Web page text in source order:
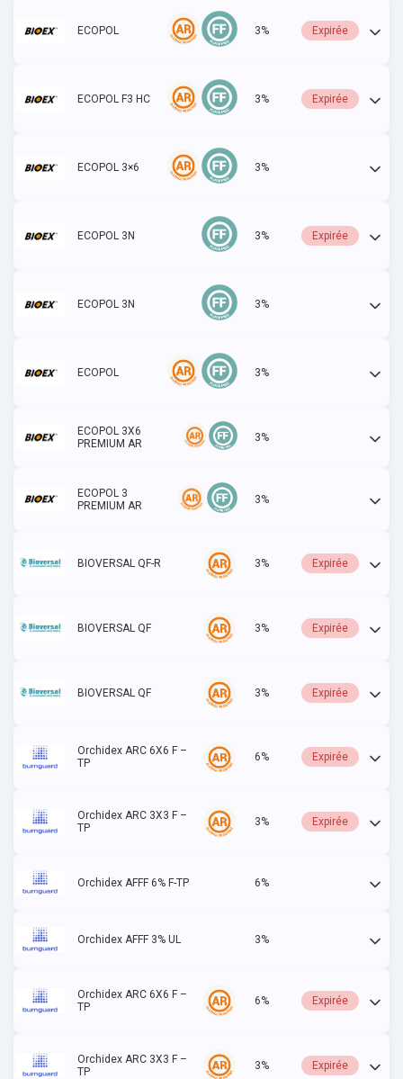
ECOPOL 3% Expirée
ECOPOL F3 HC 3% Expirée
ECOPOL 3×6 3%
ECOPOL 3N 3% Expirée
ECOPOL 3N 3%
ECOPOL 3%
ECOPOL 3X6
PREMIUM AR
3%
ECOPOL 3
PREMIUM AR
3%
BIOVERSAL QF-R 3% Expirée
BIOVERSAL QF 3% Expirée
BIOVERSAL QF 3% Expirée
Orchidex ARC 6X6 F –
TP
6% Expirée
Orchidex ARC 3X3 F –
TP
3% Expirée
Orchidex AFFF 6% F-TP 6%
Orchidex AFFF 3% UL 3%
Orchidex ARC 6X6 F –
TP
6% Expirée
Orchidex ARC 3X3 F –
TP
3% Expirée